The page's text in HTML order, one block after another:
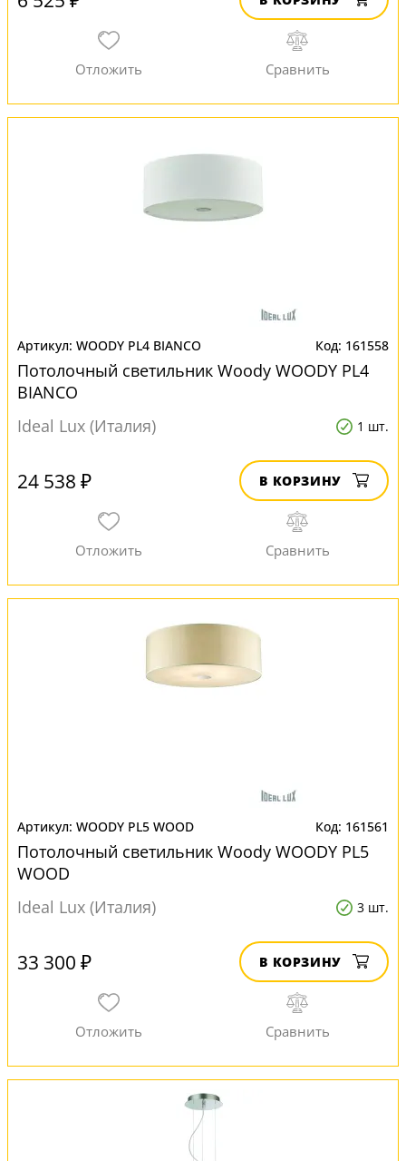
WOODY PL4 BIANCO 161558
Потолочный светильник Woody WOODY PL4
BIANCO
Ideal Lux (Италия)
1 шт.
24 538 ₽ В КОРЗИНУ
WOODY PL5 WOOD 161561
Потолочный светильник Woody WOODY PL5
WOOD
Ideal Lux (Италия)
3 шт.
33 300 ₽ В КОРЗИНУ